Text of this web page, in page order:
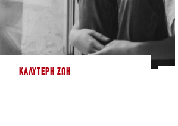
ΚΑΛΎΤΕΡΗ ΖΩΉ